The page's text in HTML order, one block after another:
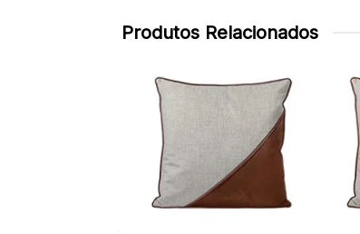
Produtos Relacionados